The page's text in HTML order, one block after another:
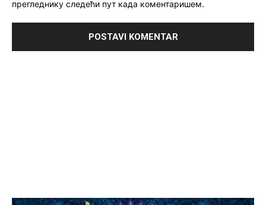
прегледнику следећи пут када коментаришем.